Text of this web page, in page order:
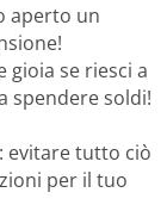
aperto un
gioia se riesci a
spendere soldi!
evitare tutto ciò
per il tuo